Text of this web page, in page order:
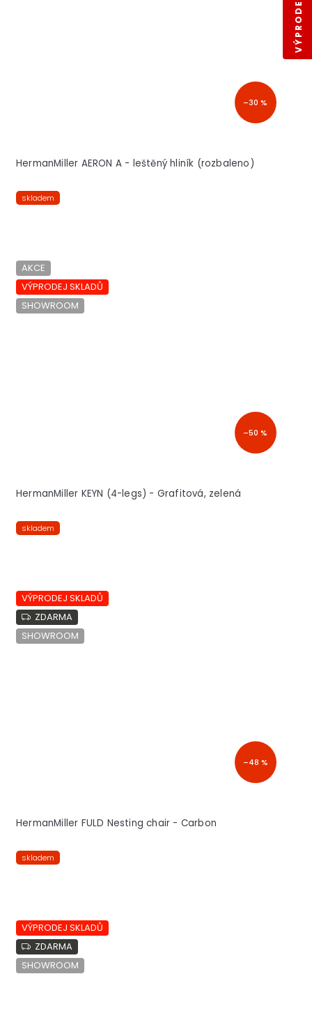
–30 %
HermanMiller AERON A - leštěný hliník (rozbaleno)
skladem
AKCE
VÝPRODEJ SKLADŮ
SHOWROOM
–50 %
HermanMiller KEYN (4-legs) - Grafitová, zelená
skladem
VÝPRODEJ SKLADŮ
ZDARMA
SHOWROOM
–48 %
HermanMiller FULD Nesting chair - Carbon
skladem
VÝPRODEJ SKLADŮ
ZDARMA
SHOWROOM